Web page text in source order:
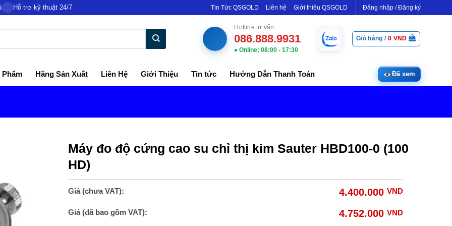
Hỗ trợ kỹ thuật 24/7 Tin Tức QSGOLD Liên hệ Giới thiệu QSGOLD Đăng nhập / Đăng ký
Hotline tư vấn
086.888.9931
● Online: 08:00 - 17:30
Giỏ hàng / 0 VND
Phẩm Hãng Sản Xuất Liên Hệ Giới Thiệu Tin tức Hướng Dẫn Thanh Toán Đã xem
Máy đo độ cứng cao su chỉ thị kim Sauter HBD100-0 (100
HD)
Giá (chưa VAT): 4.400.000VND
Giá (đã bao gồm VAT): 4.752.000VND